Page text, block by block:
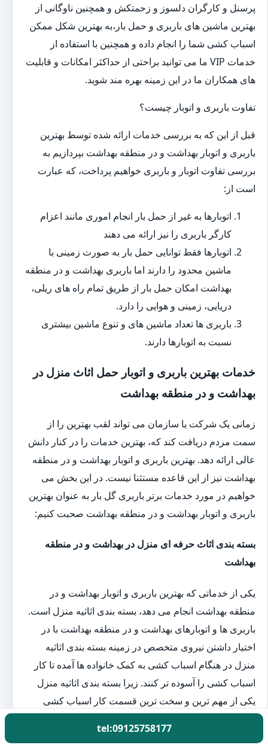
پرسنل و کارگران دلسوز و زحمتکش و همچنین ناوگانی از
بهترین ماشین های باربری و حمل بار،به بهترین شکل ممکن
اسباب کشی شما را انجام داده و همچنین با استفاده از
خدمات VIP ما می توانید براحتی از حداکثر امکانات و قابلیت
های همکاران ما در این زمینه بهره مند شوید.
تفاوت باربری و اتوبار چیست؟
قبل از این که به بررسی خدمات ارائه شده توسط بهترین
باربری و اتوبار بهداشت و در منطقه بهداشت بپردازیم به
بررسی تفاوت اتوبار و باربری خواهیم پرداخت، که عبارت
است از:
اتوبارها به غیر از حمل بار انجام اموری مانند اعزام
کارگر باربری را نیز ارائه می دهند
اتوبارها فقط توانایی حمل بار به صورت زمینی با
ماشین محدود را دارند اما باربری بهداشت و در منطقه
بهداشت امکان حمل بار از طریق تمام راه های ریلی،
دریایی، زمینی و هوایی را دارد.
باربری ها تعداد ماشین های و تنوع ماشین بیشتری
نسبت به اتوبارها دارند.
خدمات بهترین باربری و اتوبار حمل اثاث منزل در
بهداشت و در منطقه بهداشت
زمانی یک شرکت یا سازمان می تواند لقب بهترین را از
سمت مردم دریافت کند که، بهترین خدمات را در کنار دانش
عالی ارائه دهد. بهترین باربری و اتوبار بهداشت و در منطقه
بهداشت نیز از این قاعده مستثنا نیست. در این بخش می
خواهیم در مورد خدمات برتر باربری گل بار به عنوان بهترین
باربری و اتوبار بهداشت و در منطقه بهداشت صحبت کنیم:
بسته بندی اثاث حرفه ای منزل در بهداشت و در منطقه
بهداشت
یکی از خدماتی که بهترین باربری و اتوبار بهداشت و در
منطقه بهداشت انجام می دهد، بسته بندی اثاثیه منزل است.
باربری ها و اتوبارهای بهداشت و در منطقه بهداشت با در
اختیار داشتن نیروی متخصص در زمینه بسته بندی اثاثیه
منزل در هنگام اسباب کشی به کمک خانواده ها آمده تا کار
اسباب کشی را آسوده تر کنند. زیرا بسته بندی اثاثیه منزل
یکی از مهم ترین و سخت ترین قسمت کار اسباب کشی
tel:09125758177